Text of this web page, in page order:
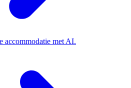
accommodatie met AI.